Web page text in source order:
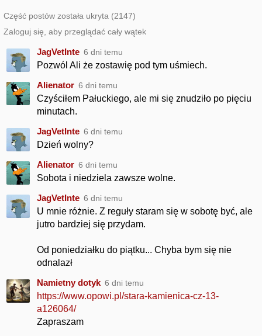
Część postów została ukryta (2147)
Zaloguj się, aby przeglądać cały wątek
JagVetInte 6 dni temu
Pozwól Ali że zostawię pod tym uśmiech.
Alienator 6 dni temu
Czyściłem Pałuckiego, ale mi się znudziło po pięciu
minutach.
JagVetInte 6 dni temu
Dzień wolny?
Alienator 6 dni temu
Sobota i niedziela zawsze wolne.
JagVetInte 6 dni temu
U mnie różnie. Z reguły staram się w sobotę być, ale
jutro bardziej się przydam.
Od poniedziałku do piątku... Chyba bym się nie
odnalazł
Namietny dotyk 6 dni temu
https://www.opowi.pl/stara-kamienica-cz-13-
a126064/
Zapraszam